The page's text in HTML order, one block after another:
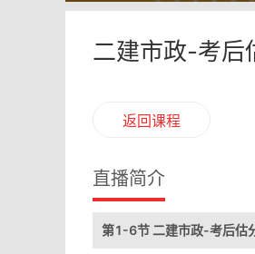
二建市政-考后
返回课程
直播简介
第1-6节 二建市政-考后估